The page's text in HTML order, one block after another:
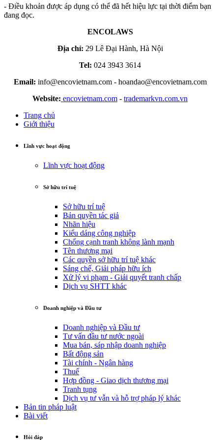
- Điều khoản được áp dụng có thể đã hết hiệu lực tại thời điểm bạn
đang đọc.
ENCOLAWS
Địa chỉ: 29 Lê Đại Hành, Hà Nội
Tel: 024 3943 3614
Email: info@encovietnam.com- hoandao@encovietnam.com
Website: encovietnam.com - trademarkvn.com.vn
Trang chủ
Giới thiệu
Lĩnh vực hoạt động
Lĩnh vực hoạt động
Sở hữu trí tuệ
Sở hữu trí tuệ
Bản quyền tác giả
Nhãn hiệu
Kiểu dáng công nghiệp
Chống cạnh tranh không lành mạnh
Tên thương mại
Các quyền sở hữu trí tuệ khác
Sáng chế, Giải pháp hữu ích
Xử lý vi phạm - Giải quyết tranh chấp
Dịch vụ SHTT khác
Doanh nghiệp và Đầu tư
Doanh nghiệp và Đầu tư
Tư vấn đầu tư nước ngoài
Mua bán, sáp nhập doanh nghiệp
Bất động sản
Tài chính - Ngân hàng
Thuế
Hợp đồng - Giao dịch thương mại
Tranh tụng
Dịch vụ tư vẫn và hỗ trợ pháp lý khác
Bản tin pháp luật
Bài viết
Hỏi đáp